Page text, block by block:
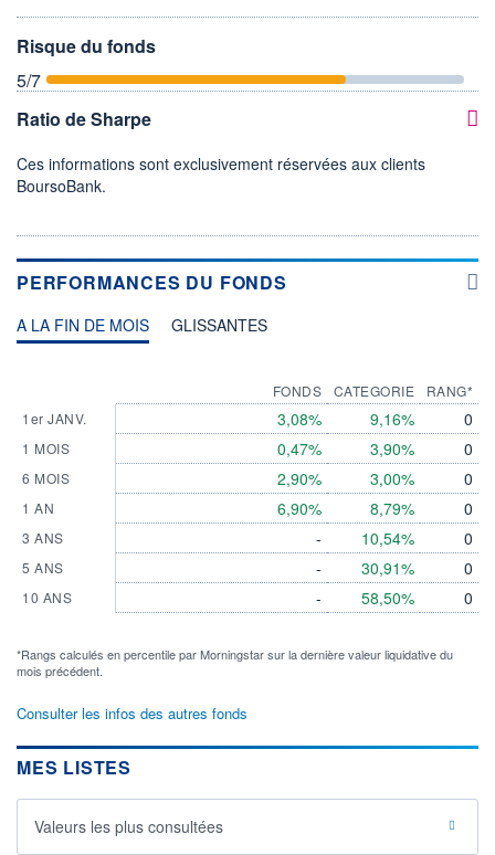
Risque du fonds
5/7
Ratio de Sharpe
Ces informations sont exclusivement réservées aux clients
BoursoBank.
PERFORMANCES DU FONDS
A LA FIN DE MOIS GLISSANTES
1er JANV.
1 MOIS
6 MOIS
1 AN
3 ANS
5 ANS
10 ANS
FONDS
3,08%
0,47%
2,90%
6,90%
-
-
-
CATEGORIE
9,16%
3,90%
3,00%
8,79%
10,54%
30,91%
58,50%
RANG*
0
0
0
0
0
0
0
*Rangs calculés en percentile par Morningstar sur la dernière valeur liquidative du
mois précédent.
Consulter les infos des autres fonds
MES LISTES
Valeurs les plus consultées